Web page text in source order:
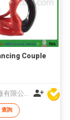
Couple
查詢